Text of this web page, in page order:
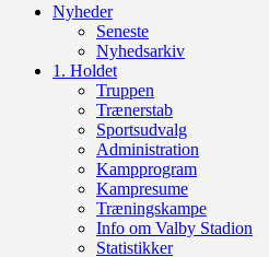
Nyheder
Seneste
Nyhedsarkiv
1. Holdet
Truppen
Trænerstab
Sportsudvalg
Administration
Kampprogram
Kampresume
Træningskampe
Info om Valby Stadion
Statistikker